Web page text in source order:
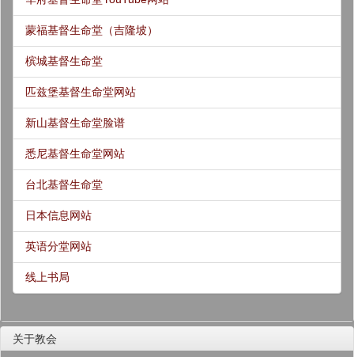
蒙福基督生命堂（吉隆坡）
槟城基督生命堂
匹兹堡基督生命堂网站
新山基督生命堂脸谱
悉尼基督生命堂网站
台北基督生命堂
日本信息网站
英语分堂网站
线上书局
关于教会